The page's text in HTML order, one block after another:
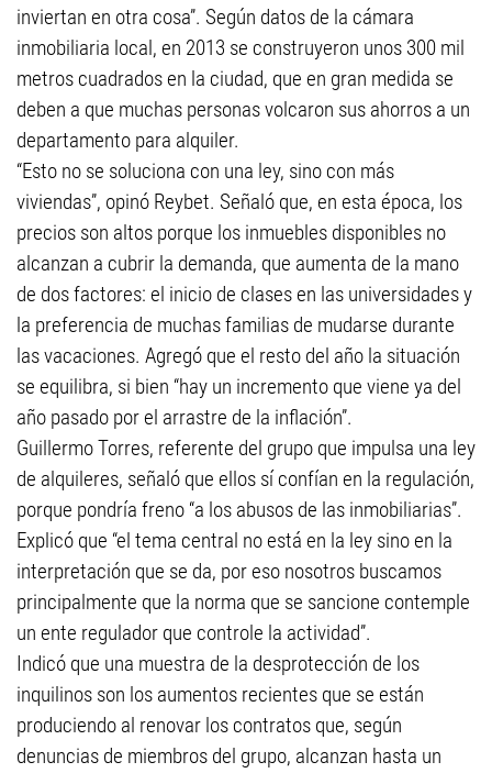
inviertan en otra cosa”. Según datos de la cámara
inmobiliaria local, en 2013 se construyeron unos 300 mil
metros cuadrados en la ciudad, que en gran medida se
deben a que muchas personas volcaron sus ahorros a un
departamento para alquiler.
“Esto no se soluciona con una ley, sino con más
viviendas”, opinó Reybet. Señaló que, en esta época, los
precios son altos porque los inmuebles disponibles no
alcanzan a cubrir la demanda, que aumenta de la mano
de dos factores: el inicio de clases en las universidades y
la preferencia de muchas familias de mudarse durante
las vacaciones. Agregó que el resto del año la situación
se equilibra, si bien “hay un incremento que viene ya del
año pasado por el arrastre de la inflación”.
Guillermo Torres, referente del grupo que impulsa una ley
de alquileres, señaló que ellos sí confían en la regulación,
porque pondría freno “a los abusos de las inmobiliarias”.
Explicó que “el tema central no está en la ley sino en la
interpretación que se da, por eso nosotros buscamos
principalmente que la norma que se sancione contemple
un ente regulador que controle la actividad”.
Indicó que una muestra de la desprotección de los
inquilinos son los aumentos recientes que se están
produciendo al renovar los contratos que, según
denuncias de miembros del grupo, alcanzan hasta un